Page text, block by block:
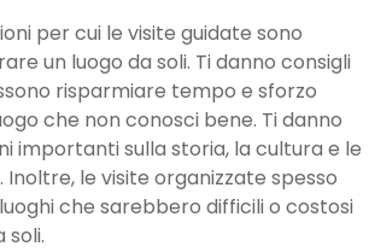
per cui le visite guidate sono
un luogo da soli. Ti danno consigli
risparmiare tempo e sforzo
che non conosci bene. Ti danno
importanti sulla storia, la cultura e le
Inoltre, le visite organizzate spesso
che sarebbero difficili o costosi
soli.